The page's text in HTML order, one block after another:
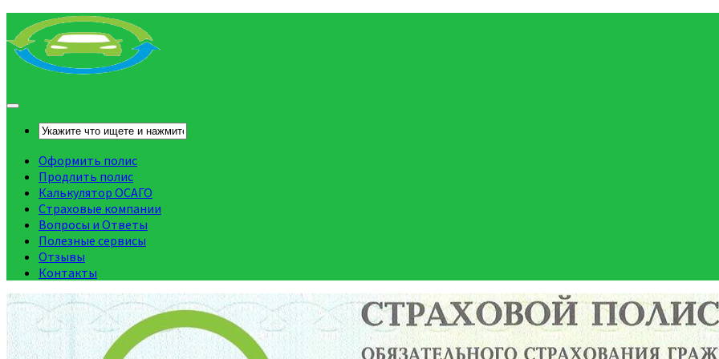
Оформить полис
Продлить полис
Калькулятор ОСАГО
Страховые компании
Вопросы и Ответы
Полезные сервисы
Отзывы
Контакты